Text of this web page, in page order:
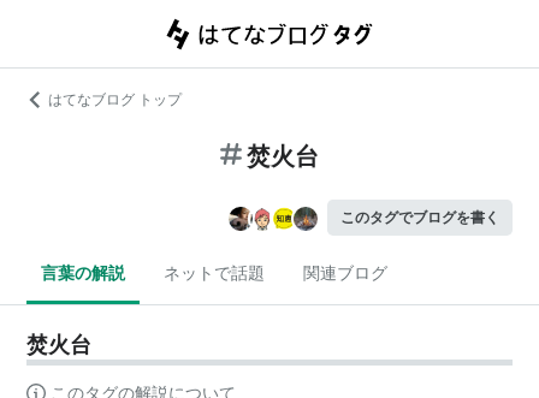
はてなブログ トップ
焚火台
このタグでブログを書く
言葉の解説 ネットで話題 関連ブログ
焚火台
このタグの解説について